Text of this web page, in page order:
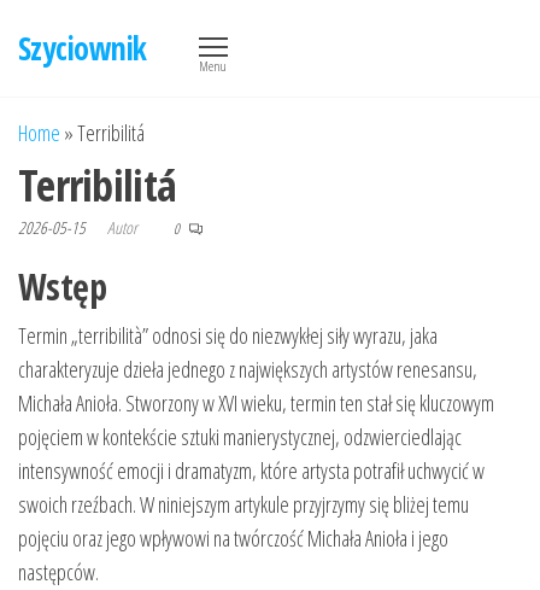
Szyciownik Menu
Home »Terribilitá
Terribilitá
2026-05-15 Autor 0
Wstęp
Termin „terribilità” odnosi się do niezwykłej siły wyrazu, jaka
charakteryzuje dzieła jednego z największych artystów renesansu,
Michała Anioła. Stworzony w XVI wieku, termin ten stał się kluczowym
pojęciem w kontekście sztuki manierystycznej, odzwierciedlając
intensywność emocji i dramatyzm, które artysta potrafił uchwycić w
swoich rzeźbach. W niniejszym artykule przyjrzymy się bliżej temu
pojęciu oraz jego wpływowi na twórczość Michała Anioła i jego
następców.